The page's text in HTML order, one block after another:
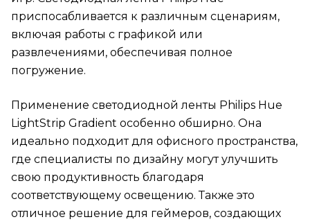
приспосабливается к различным сценариям,
включая работы с графикой или
развлечениями, обеспечивая полное
погружение.
Применение светодиодной ленты Philips Hue
LightStrip Gradient особенно обширно. Она
идеально подходит для офисного пространства,
где специалисты по дизайну могут улучшить
свою продуктивность благодаря
соответствующему освещению. Также это
отличное решение для геймеров, создающих